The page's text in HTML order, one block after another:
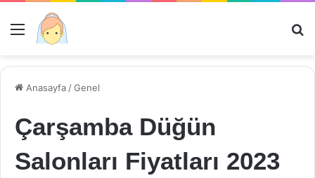
Menü
Anasayfa /Genel
Çarşamba Düğün
Salonları Fiyatları 2023